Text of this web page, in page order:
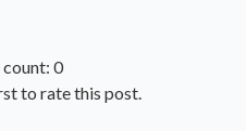
0
to rate this post.